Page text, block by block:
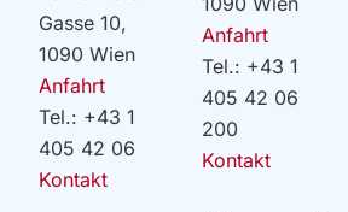
Gasse 10,
1090 Wien
Anfahrt
Tel.: +43 1
405 42 06
Kontakt
Anfahrt
Tel.: +43 1
405 42 06
200
Kontakt